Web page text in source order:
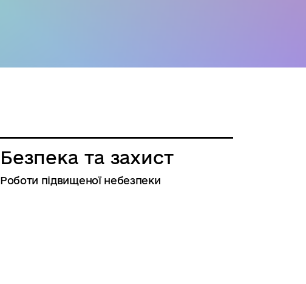
Безпека та захист
Роботи підвищеної небезпеки